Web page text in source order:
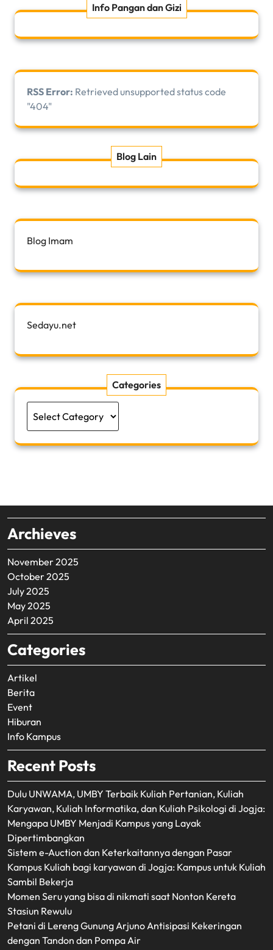
Info Pangan dan Gizi
RSS Error: Retrieved unsupported status code
"404"
Blog Lain
Blog Imam
Sedayu.net
Categories
Archieves
November 2025
October 2025
July 2025
May 2025
April 2025
Categories
Artikel
Berita
Event
Hiburan
Info Kampus
Recent Posts
Dulu UNWAMA, UMBY Terbaik Kuliah Pertanian, Kuliah
Karyawan, Kuliah Informatika, dan Kuliah Psikologi di Jogja:
Mengapa UMBY Menjadi Kampus yang Layak
Dipertimbangkan
Sistem e-Auction dan Keterkaitannya dengan Pasar
Kampus Kuliah bagi karyawan di Jogja: Kampus untuk Kuliah
Sambil Bekerja
Momen Seru yang bisa di nikmati saat Nonton Kereta
Stasiun Rewulu
Petani di Lereng Gunung Arjuno Antisipasi Kekeringan
dengan Tandon dan Pompa Air